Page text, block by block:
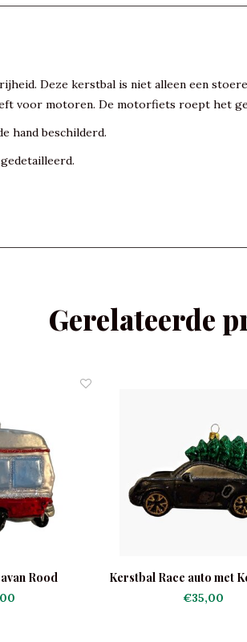
Deze kerstbal is niet alleen een
voor motoren. De motorfiets roept het
hand beschilderd.
Gerelateerde
Rood Kerstbal Race auto met
€35,00